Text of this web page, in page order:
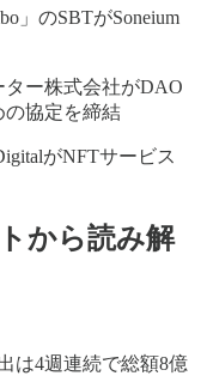
」のSBTがSoneium
ー株式会社がDAO
の協定を締結
がNFTサービス
から読み解
は4週連続で総額8億